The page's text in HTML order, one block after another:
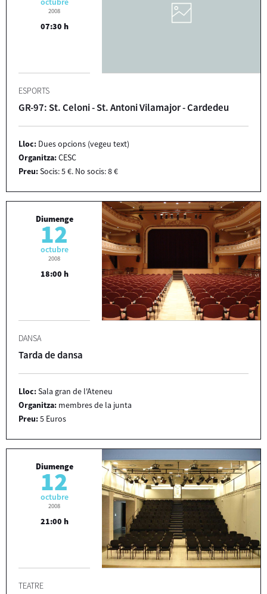
2008
07:30 h
ESPORTS
GR-97: St. Celoni - St. Antoni Vilamajor - Cardedeu
Lloc: Dues opcions (vegeu text)
Organitza:CESC
Preu:Socis: 5 €. No socis: 8 €
Diumenge
12
octubre
2008
18:00 h
DANSA
Tarda de dansa
Lloc:Sala gran de l'Ateneu
Organitza: membres de la junta
Preu:5 Euros
Diumenge
12
octubre
2008
21:00 h
TEATRE